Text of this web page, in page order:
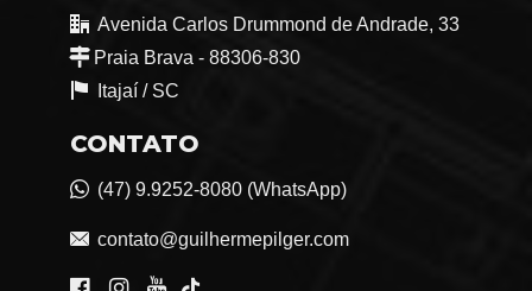
Avenida Carlos Drummond de Andrade, 33
Praia Brava - 88306-830
Itajaí / SC
CONTATO
(47) 9.9252-8080 (WhatsApp)
contato@guilhermepilger.com